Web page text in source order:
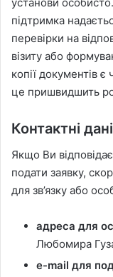
підтримка
перевірки на
візиту або
копії документів
це пришвидшить
Контактні дані
Якщо Ви
подати заявку,
для зв’язку або
адреса для
Любомира
e-mail для